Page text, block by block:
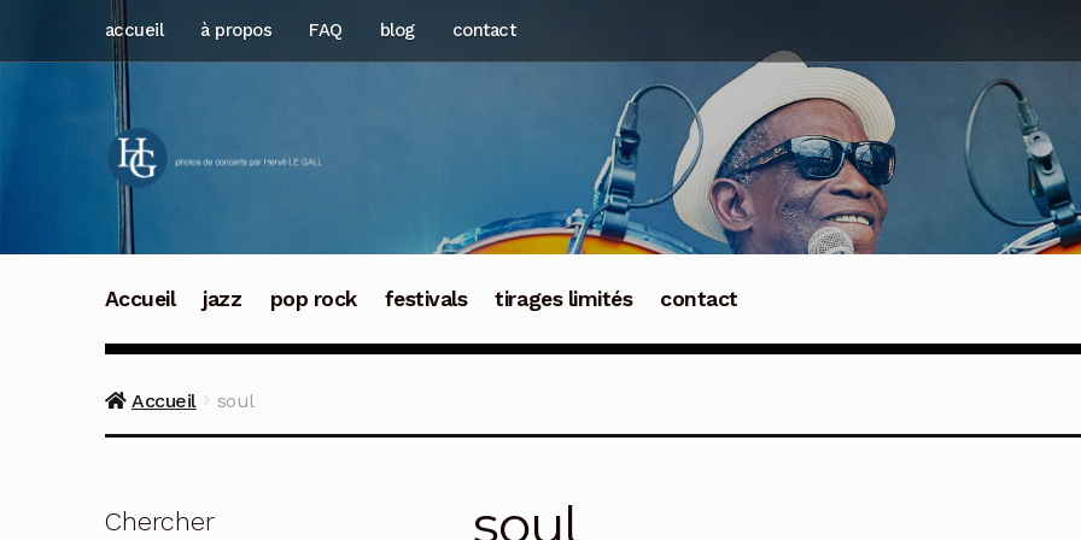
Aller
la
navigation
Aller
au
contenu
accueil à propos FAQ blog contact
Accueil jazz pop rock festivals tirages limités contact
Accueil soul
soul
Chercher